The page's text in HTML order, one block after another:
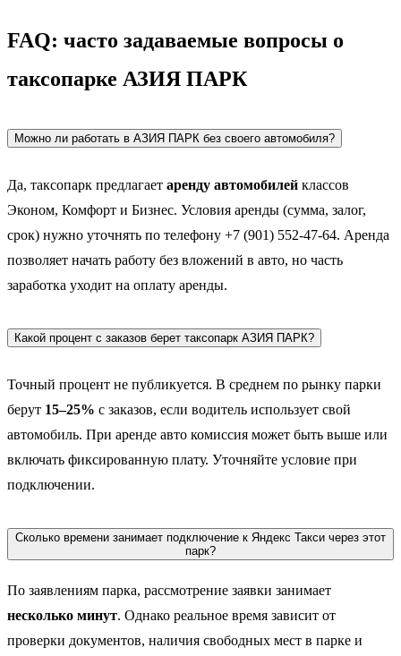
FAQ: часто задаваемые вопросы о
таксопарке АЗИЯ ПАРК
Можно ли работать в АЗИЯ ПАРК без своего автомобиля?
Да, таксопарк предлагает аренду автомобилей классов
Эконом, Комфорт и Бизнес. Условия аренды (сумма, залог,
срок) нужно уточнять по телефону +7 (901) 552-47-64. Аренда
позволяет начать работу без вложений в авто, но часть
заработка уходит на оплату аренды.
Какой процент с заказов берет таксопарк АЗИЯ ПАРК?
Точный процент не публикуется. В среднем по рынку парки
берут 15–25% с заказов, если водитель использует свой
автомобиль. При аренде авто комиссия может быть выше или
включать фиксированную плату. Уточняйте условие при
подключении.
Сколько времени занимает подключение к Яндекс Такси через этот
парк?
По заявлениям парка, рассмотрение заявки занимает
несколько минут. Однако реальное время зависит от
проверки документов, наличия свободных мест в парке и